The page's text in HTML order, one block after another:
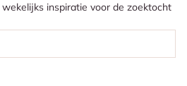
inspiratie voor de zoektocht